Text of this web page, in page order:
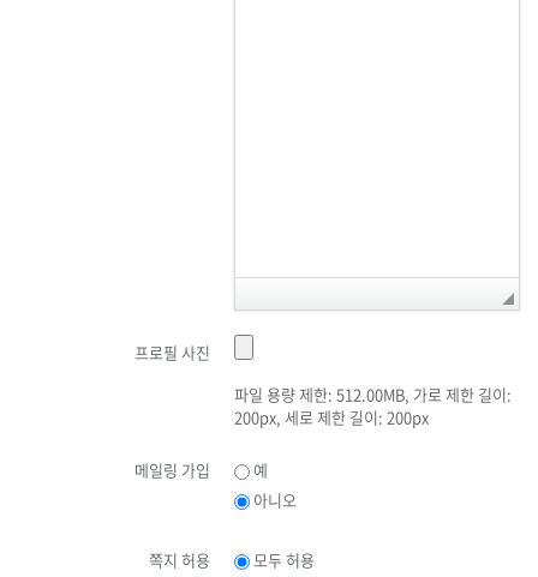
프로필 사진
파일 용량 제한: 512.00MB, 가로 제한 길이:
200px, 세로 제한 길이: 200px
메일링 가입
예
아니오
쪽지 허용 모두 허용